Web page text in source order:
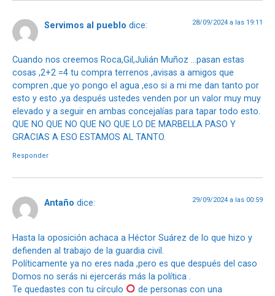
Servimos al pueblo dice: 28/09/2024 a las 19:11
Cuando nos creemos Roca,Gil,Julián Muñoz …pasan estas
cosas ,2+2 =4 tu compra terrenos ,avisas a amigos que
compren ,que yo pongo el agua ,eso si a mi me dan tanto por
esto y esto ,ya después ustedes venden por un valor muy muy
elevado y a seguir en ambas concejalías para tapar todo esto.
QUE NO QUE NO QUE NO QUE LO DE MARBELLA PASO Y
GRACIAS A ESO ESTAMOS AL TANTO.
Responder
Antaño dice: 29/09/2024 a las 00:59
Hasta la oposición achaca a Héctor Suárez de lo que hizo y
defienden al trabajo de la guardia civil.
Políticamente ya no eres nada ,pero es que después del caso
Domos no serás ni ejercerás más la política .
Te quedastes con tu círculo
de personas con una